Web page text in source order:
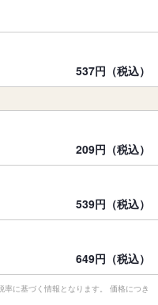
537円（税込）
209円（税込）
539円（税込）
649円（税込）
に基づく情報となります。 価格につき